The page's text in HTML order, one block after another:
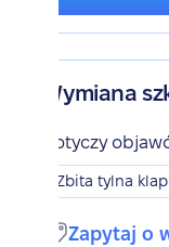
Wymiana
Dotyczy
Zbita tylna
Zapytaj o